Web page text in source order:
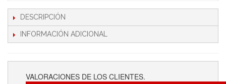
DESCRIPCIÓN
INFORMACIÓN ADICIONAL
VALORACIONES DE LOS CLIENTES.